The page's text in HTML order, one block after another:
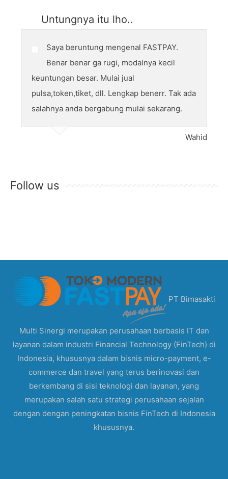
Untungnya itu lho..
Saya beruntung mengenal FASTPAY.
Benar benar ga rugi, modalnya kecil
keuntungan besar. Mulai jual
pulsa,token,tiket, dll. Lengkap benerr. Tak ada
salahnya anda bergabung mulai sekarang.
Wahid
Follow us
PT Bimasakti
Multi Sinergi merupakan perusahaan berbasis IT dan
layanan dalam industri Financial Technology (FinTech) di
Indonesia, khususnya dalam bisnis micro-payment, e-
commerce dan travel yang terus berinovasi dan
berkembang di sisi teknologi dan layanan, yang
merupakan salah satu strategi perusahaan sejalan
dengan dengan peningkatan bisnis FinTech di Indonesia
khususnya.